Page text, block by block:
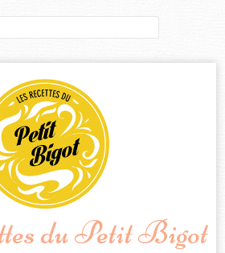
du Petit Bigot